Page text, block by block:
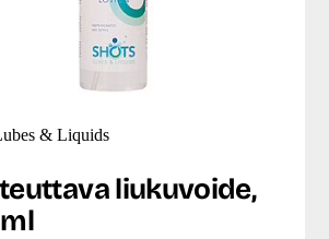
& Liquids
liukuvoide,